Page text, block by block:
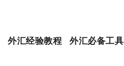
外汇经验教程 外汇必备工具